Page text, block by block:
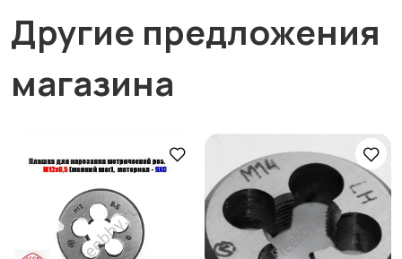
Другие предложения
магазина